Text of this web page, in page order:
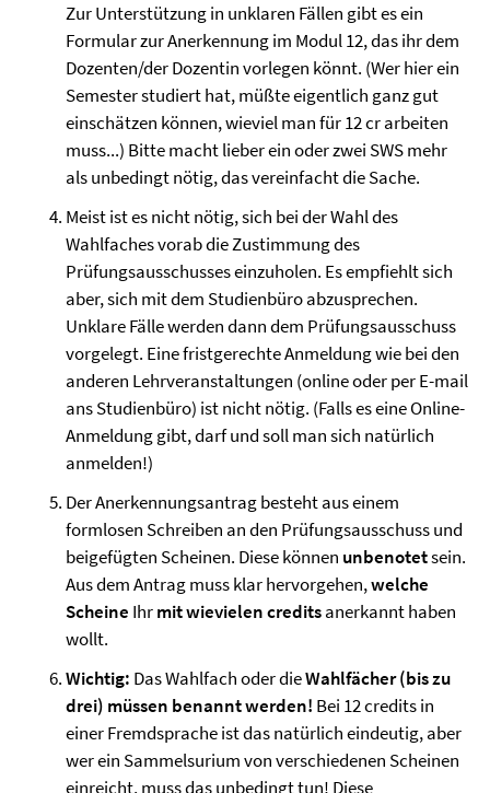
Zur Unterstützung in unklaren Fällen gibt es ein
Formular zur Anerkennung im Modul 12, das ihr dem
Dozenten/der Dozentin vorlegen könnt. (Wer hier ein
Semester studiert hat, müßte eigentlich ganz gut
einschätzen können, wieviel man für 12 cr arbeiten
muss...) Bitte macht lieber ein oder zwei SWS mehr
als unbedingt nötig, das vereinfacht die Sache.
Meist ist es nicht nötig, sich bei der Wahl des
Wahlfaches vorab die Zustimmung des
Prüfungsausschusses einzuholen. Es empfiehlt sich
aber, sich mit dem Studienbüro abzusprechen.
Unklare Fälle werden dann dem Prüfungsausschuss
vorgelegt. Eine fristgerechte Anmeldung wie bei den
anderen Lehrveranstaltungen (online oder per E-mail
ans Studienbüro) ist nicht nötig. (Falls es eine Online-
Anmeldung gibt, darf und soll man sich natürlich
anmelden!)
Der Anerkennungsantrag besteht aus einem
formlosen Schreiben an den Prüfungsausschuss und
beigefügten Scheinen. Diese können unbenotetsein.
Aus dem Antrag muss klar hervorgehen,welche
Scheine Ihrmit wievielen creditsanerkannt haben
wollt.
Wichtig: Das Wahlfach oder dieWahlfächer (bis zu
drei) müssen benannt werden! Bei 12 credits in
einer Fremdsprache ist das natürlich eindeutig, aber
wer ein Sammelsurium von verschiedenen Scheinen
einreicht, muss das unbedingt tun! Diese